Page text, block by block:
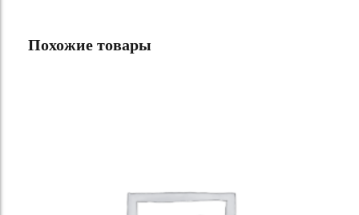
Похожие товары